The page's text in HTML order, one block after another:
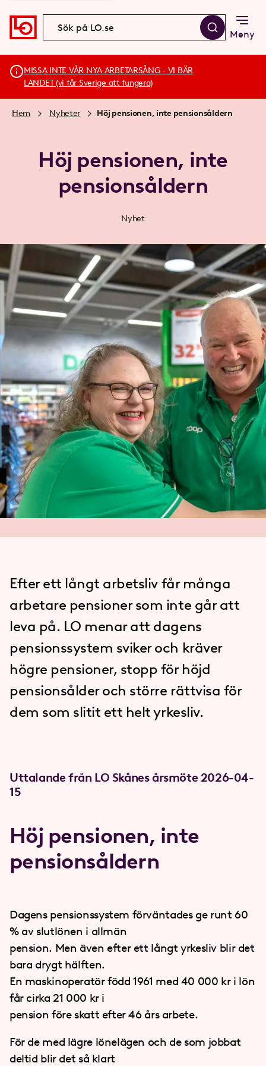
Meny
MISSA INTE VÅR NYA ARBETARSÅNG - VI BÄR
LANDET (vi får Sverige att fungera)
Hem Nyheter Höj pensionen, inte pensionsåldern
Höj pensionen, inte
pensionsåldern
Nyhet
Efter ett långt arbetsliv får många
arbetare pensioner som inte går att
leva på. LO menar att dagens
pensionssystem sviker och kräver
högre pensioner, stopp för höjd
pensionsålder och större rättvisa för
dem som slitit ett helt yrkesliv.
Uttalande från LO Skånes årsmöte 2026-04-
15
Höj pensionen, inte
pensionsåldern
Dagens pensionssystem förväntades ge runt 60
% av slutlönen i allmän
pension. Men även efter ett långt yrkesliv blir det
bara drygt hälften.
En maskinoperatör född 1961 med 40 000 kr i lön
får cirka 21 000 kr i
pension före skatt efter 46 års arbete.
För de med lägre lönelägen och de som jobbat
deltid blir det så klart